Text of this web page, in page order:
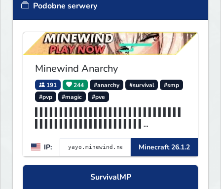
Podobne serwery
Minewind Anarchy
191 244 #anarchy #survival
#smp
#pvp
#magic #pve
EWIND▌▌▌▌▌▌▌▌▌▌▌▌▌▌▌▌▌
IP: Minecraft 26.1.2
SurvivalMP